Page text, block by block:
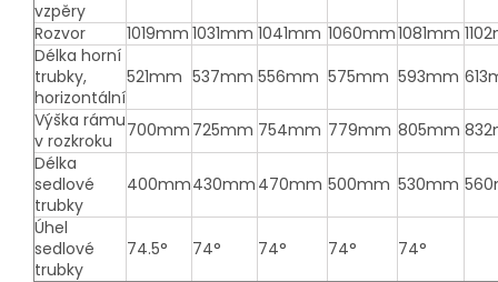
vzpěry
Rozvor
1019mm 1031mm 1041mm 1060mm1081mm
Délka horní
trubky,
horizontální
521mm 537mm 556mm 575mm 593mm
Výška rámu
v rozkroku
700mm 725mm 754mm 779mm 805mm
Délka
sedlové
trubky
400mm430mm 470mm 500mm 530mm
Úhel
sedlové
trubky
74.5° 74° 74° 74° 74°